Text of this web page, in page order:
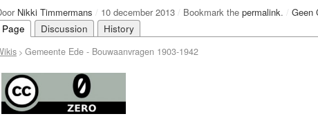
Nikki Timmermans / 10 december 2013 / Bookmark the permalink. / Geen
Page
Discussion History
> Gemeente Ede - Bouwaanvragen 1903-1942